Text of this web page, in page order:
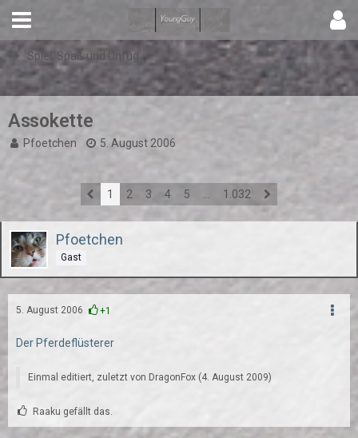
Spiel, Spaß und Unfug
Assokette
Pfoetchen 5. August 2006
1 2 3 4 5 1.032
Pfoetchen
Gast
5. August 2006 +1
Der Pferdeflüsterer
Einmal editiert, zuletzt von DragonFox (4. August 2009)
Raaku gefällt das.